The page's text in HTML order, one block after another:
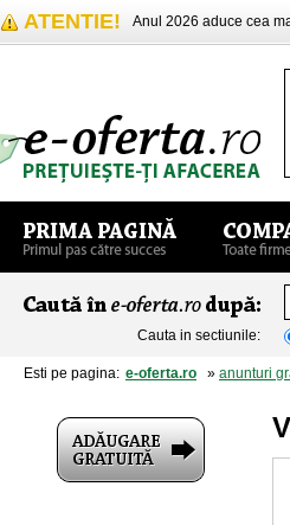
ATENTIE! Anul 2026 aduce cea
Cauta in sectiunile:
Esti pe pagina: e-oferta.ro » anunturi